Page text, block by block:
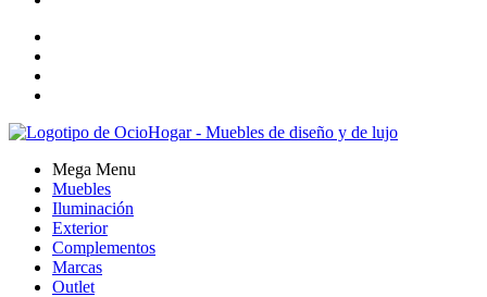
Mega Menu
Muebles
Iluminación
Exterior
Complementos
Marcas
Outlet